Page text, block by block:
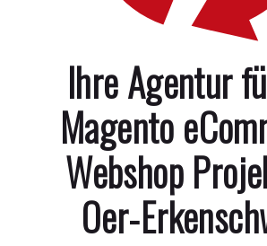
Ihre Agentur
Magento
Webshop
Oer-